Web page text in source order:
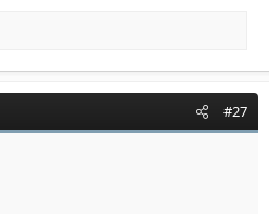
#27